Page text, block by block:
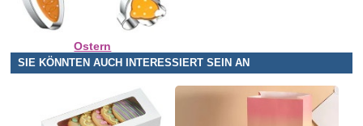
Ostern
SIE KÖNNTEN AUCH INTERESSIERT SEIN AN